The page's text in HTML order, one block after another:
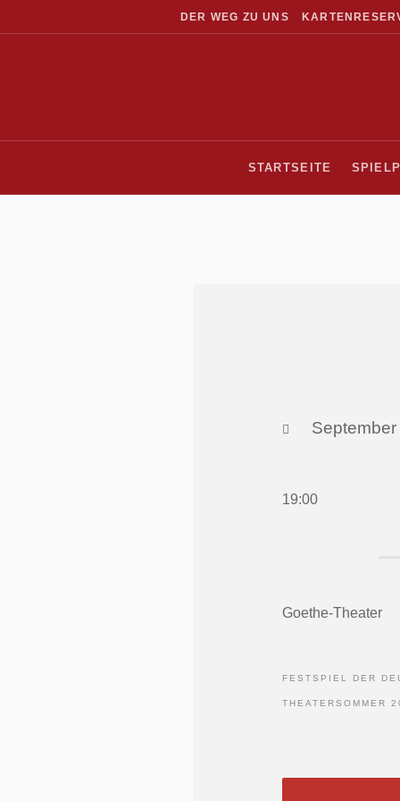
DER WEG ZU UNS
STARTSEITE
19:00
Goethe-Theater
FESTSPIEL DER
THEATERSOMMER